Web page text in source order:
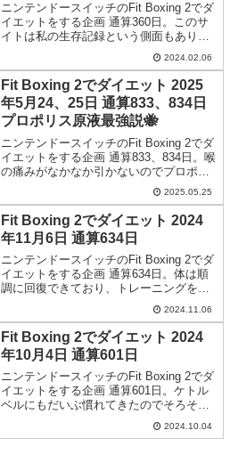
ニンテンドースイッチのFit Boxing 2でダ
イエットをする企画 通算360日。このサ
イトは私の生存記録という側面もありま
すので、今日はちょっといつもと違う事
2024.02.06
Fit Boxing 2でダイエット 2025
年5月24、25日 通算833、834日
プロポリス原液最強説🐝
ニンテンドースイッチのFit Boxing 2でダ
イエットをする企画 通算833、834日。喉
の痛みがなかなか引かないのでプロポリ
ス原液を薄めてうがいをしたところスパ
2025.05.25
Fit Boxing 2でダイエット 2024
年11月6日 通算634日
ニンテンドースイッチのFit Boxing 2でダ
イエットをする企画 通算634日。体は順
調に回復できており、トレーニングを再
2024.11.06
Fit Boxing 2でダイエット 2024
年10月4日 通算601日
ニンテンドースイッチのFit Boxing 2でダ
イエットをする企画 通算601日。ケトル
ベルにもだいぶ慣れてきたのでそろそろ
2024.10.04